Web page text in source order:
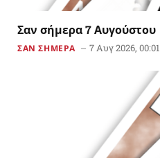
Σαν σήμερα 7 Αυγούστου
ΣΑΝ ΣΗΜΕΡΑ 7 Αυγ 2026, 00:01